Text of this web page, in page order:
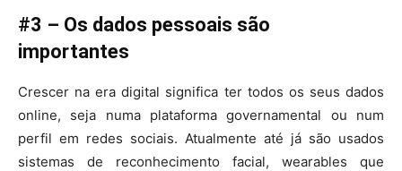
#3 – Os dados pessoais são
importantes
Crescer na era digital significa ter todos os seus dados
online, seja numa plataforma governamental ou num
perfil em redes sociais. Atualmente até já são usados
sistemas de reconhecimento facial, wearables que